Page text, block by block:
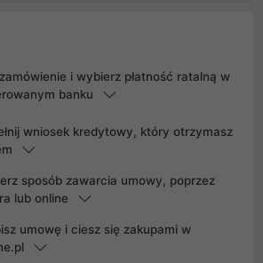
zamówienie i wybierz płatność ratalną w
banku
wniosek kredytowy, który otrzymasz
sposób zawarcia umowy, poprzez
lub online
umowę i ciesz się zakupami w